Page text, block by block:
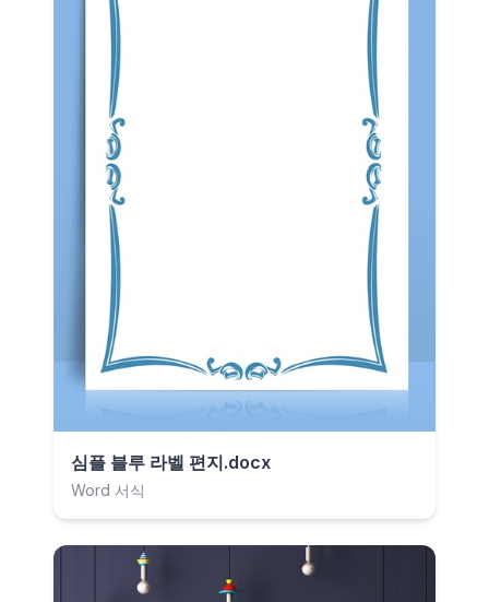
심플 블루 라벨 편지.docx
Word 서식